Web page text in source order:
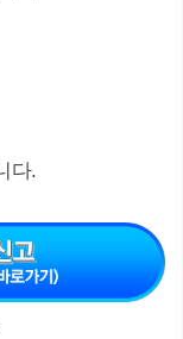
다.